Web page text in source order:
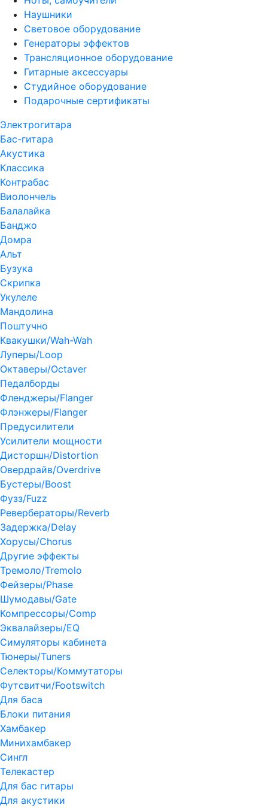
Наушники
Световое оборудование
Генераторы эффектов
Трансляционное оборудование
Гитарные аксессуары
Студийное оборудование
Подарочные сертификаты
Электрогитара
Бас-гитара
Акустика
Классика
Контрабас
Виолончель
Балалайка
Банджо
Домра
Альт
Бузука
Скрипка
Укулеле
Мандолина
Поштучно
Квакушки/Wah-Wah
Луперы/Loop
Октаверы/Octaver
Педалборды
Фленджеры/Flanger
Флэнжеры/Flanger
Предусилители
Усилители мощности
Дисторшн/Distortion
Овердрайв/Overdrive
Бустеры/Boost
Фузз/Fuzz
Ревербераторы/Reverb
Задержка/Delay
Хорусы/Chorus
Другие эффекты
Тремоло/Tremolo
Фейзеры/Phase
Шумодавы/Gate
Компрессоры/Comp
Эквалайзеры/EQ
Симуляторы кабинета
Тюнеры/Tuners
Селекторы/Коммутаторы
Футсвитчи/Footswitch
Для баса
Блоки питания
Хамбакер
Минихамбакер
Сингл
Телекастер
Для бас гитары
Для акустики